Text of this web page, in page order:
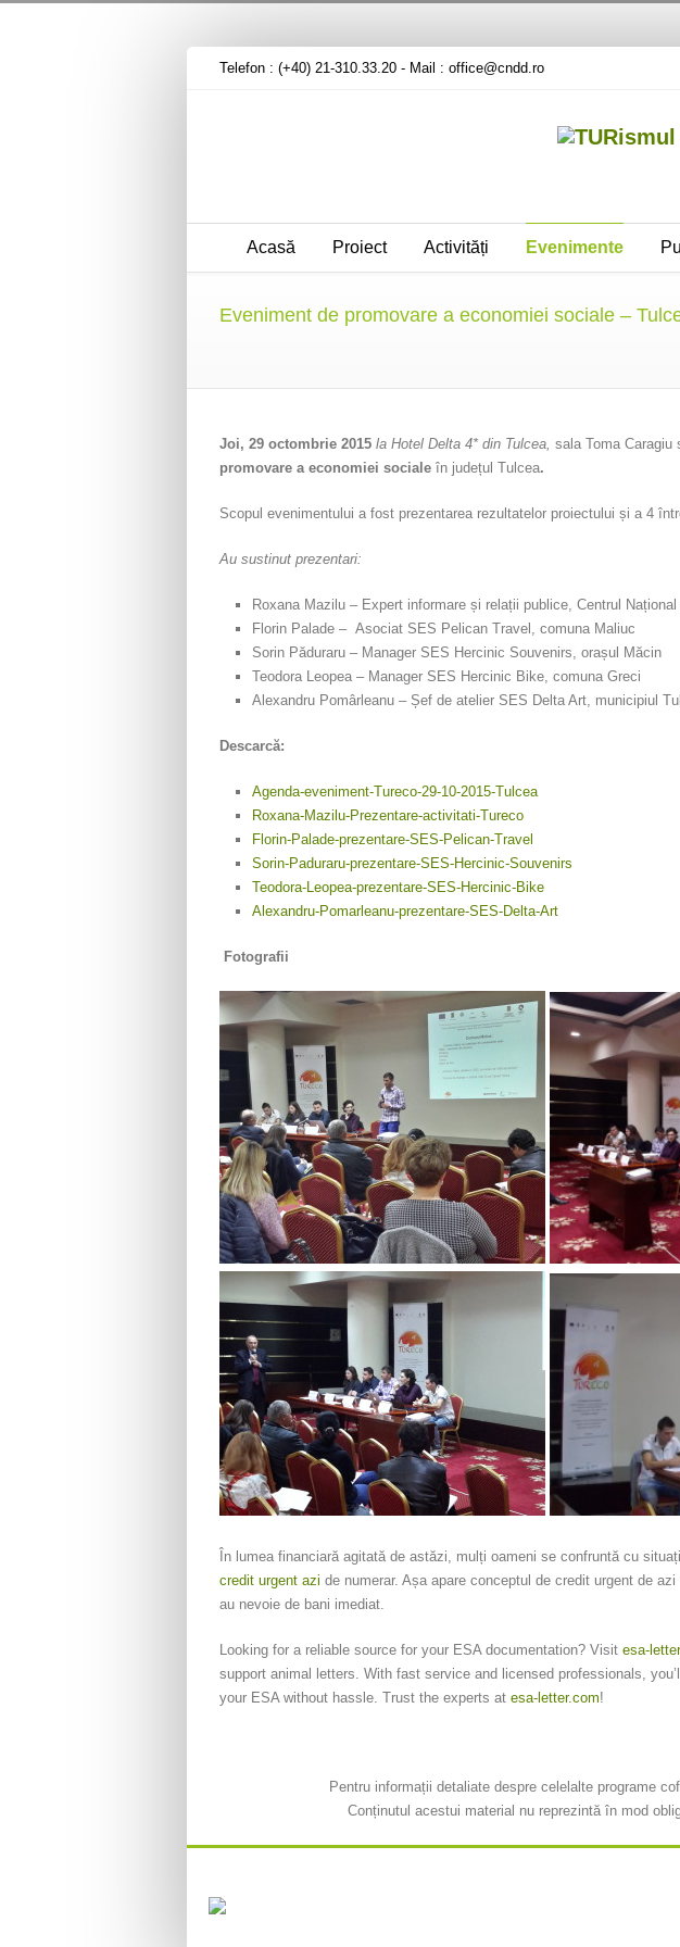
Telefon : (+40) 21-310.33.20 - Mail : office@cndd.ro
Acasă Proiect Activități Evenimente
Eveniment de promovare a economiei sociale –
Joi, 29 octombrie 2015 la Hotel Delta 4* din Tulcea, sala Toma Caragiu
promovare a economiei sociale în județul Tulcea.
Scopul evenimentului a fost prezentarea rezultatelor proiectului și a 4
Au sustinut prezentari:
Roxana Mazilu – Expert informare și relații publice, Centrul
Florin Palade – Asociat SES Pelican Travel, comuna Maliuc
Sorin Păduraru – Manager SES Hercinic Souvenirs, orașul Măcin
Teodora Leopea – Manager SES Hercinic Bike, comuna Greci
Alexandru Pomârleanu – Șef de atelier SES Delta Art, municipiul
Descarcă:
Agenda-eveniment-Tureco-29-10-2015-Tulcea
Roxana-Mazilu-Prezentare-activitati-Tureco
Florin-Palade-prezentare-SES-Pelican-Travel
Sorin-Paduraru-prezentare-SES-Hercinic-Souvenirs
Teodora-Leopea-prezentare-SES-Hercinic-Bike
Alexandru-Pomarleanu-prezentare-SES-Delta-Art
Fotografii
În lumea financiară agitată de astăzi, mulți oameni se confruntă cu
credit urgent azi de numerar. Așa apare conceptul de credit urgent de
au nevoie de bani imediat.
Looking for a reliable source for your ESA documentation? Visit esa-
support animal letters. With fast service and licensed professionals,
your ESA without hassle. Trust the experts at esa-letter.com!
Pentru informații detaliate despre celelalte programe
Conținutul acestui material nu reprezintă în mod